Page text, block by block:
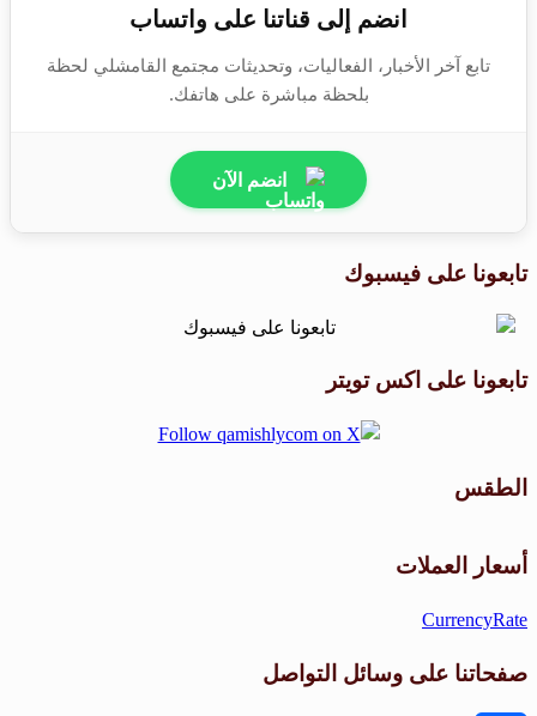
انضم إلى قناتنا على واتساب
تابع آخر الأخبار، الفعاليات، وتحديثات مجتمع القامشلي لحظة
بلحظة مباشرة على هاتفك.
انضم الآن
تابعونا على فيسبوك
تابعونا على اكس تويتر
الطقس
أسعار العملات
CurrencyRate
صفحاتنا على وسائل التواصل